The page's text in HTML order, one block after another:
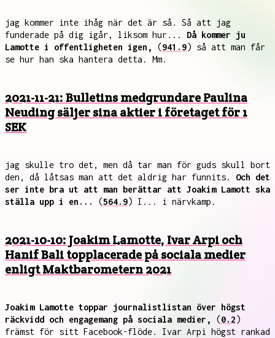
jag kommer inte ihåg när det är så. Så att jag
funderade på dig igår, liksom hur... Då kommer ju
Lamotte i offentligheten igen,
(941.9) så att man får
se hur han ska hantera detta. Mm.
2021-11-21: Bulletins medgrundare Paulina
Neuding säljer sina aktier i företaget för 1
SEK
jag skulle tro det, men då tar man för guds skull bort
den, då låtsas man att det aldrig har funnits. Och det
ser inte bra ut att man berättar att Joakim Lamott ska
ställa upp i en...
(564.9) I... i närvkamp.
2021-10-10: Joakim Lamotte, Ivar Arpi och
Hanif Bali topplacerade på sociala medier
enligt Maktbarometern 2021
Joakim Lamotte toppar journalistlistan över högst
räckvidd och engagemang på sociala medier,
(0.2)
främst för sitt Facebook-flöde. Ivar Arpi högst rankad